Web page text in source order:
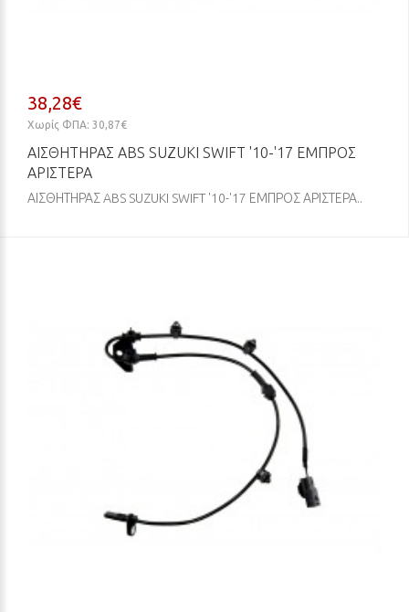
38,28€
Χωρίς ΦΠΑ: 30,87€
ΑΙΣΘΗΤΗΡΑΣ ABS SUZUKI SWIFT '10-'17 ΕΜΠΡΟΣ
ΑΡΙΣΤΕΡΑ
ΑΙΣΘΗΤΗΡΑΣ ABS SUZUKI SWIFT '10-'17 ΕΜΠΡΟΣ ΑΡΙΣΤΕΡΑ..